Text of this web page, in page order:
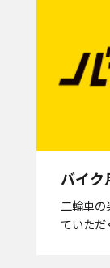
バイク
二輪車
ていただ